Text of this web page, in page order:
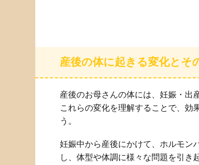
産後の体に起きる変化とそ
産後のお母さんの体には、妊娠・出
これらの変化を理解することで、効
う。
妊娠中から産後にかけて、ホルモン
し、体型や体調に様々な問題を引き